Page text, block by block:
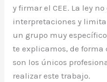
y firmar el CEE. La ley
interpretaciones y
un grupo muy
te explicamos, de
son los únicos
realizar este trabajo.